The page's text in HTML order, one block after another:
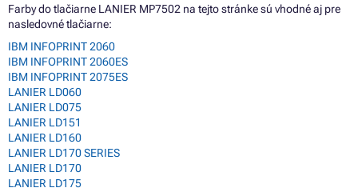
Farby do tlačiarne LANIER MP7502 na tejto stránke sú vhodné aj pre
nasledovné tlačiarne:
IBM INFOPRINT 2060
IBM INFOPRINT 2060ES
IBM INFOPRINT 2075ES
LANIER LD060
LANIER LD075
LANIER LD151
LANIER LD160
LANIER LD170 SERIES
LANIER LD170
LANIER LD175